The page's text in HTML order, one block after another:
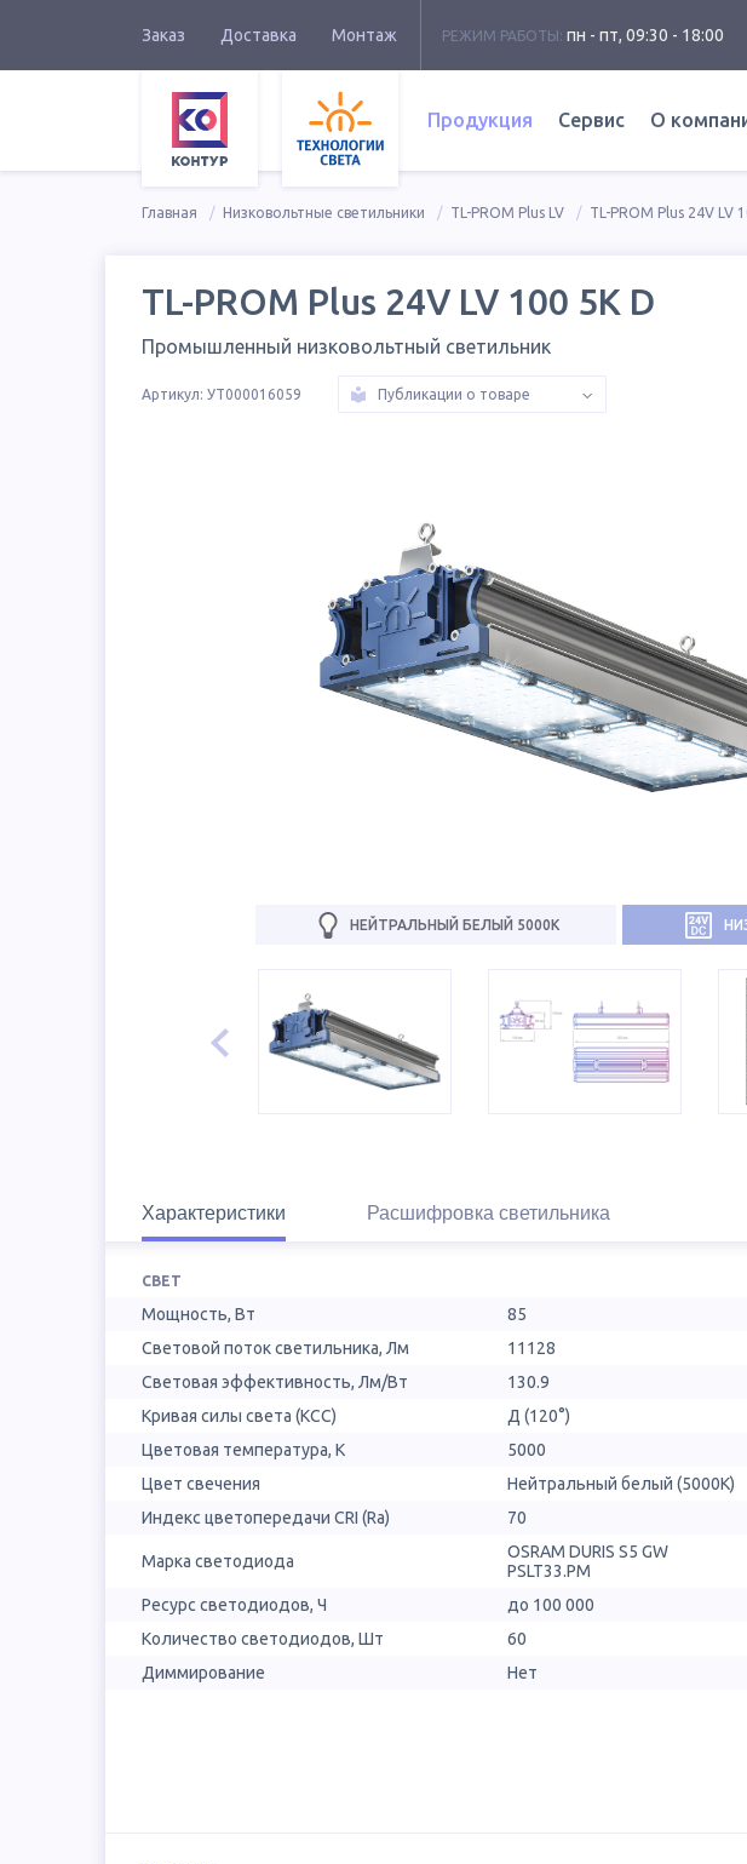
Заказ Доставка Монтаж РЕЖИМ РАБОТЫ: пн - пт, 09:30 - 18:00
Продукция Сервис О
Главная Низковольтные светильники TL-PROM Plus LV TL-PROM Plus 24V LV
TL-PROM Plus 24V LV 100 5K D
Промышленный низковольтный светильник
Артикул: УТ000016059 Публикации о товаре
НЕЙТРАЛЬНЫЙ БЕЛЫЙ 5000К
Характеристики Расшифровка светильника
СВЕТ
Мощность, Вт
85
Световой поток светильника, Лм
11128
Световая эффективность, Лм/Вт
130.9
Кривая силы света (КСС)
Д (120°)
Цветовая температура, К
5000
Цвет свечения
Нейтральный белый (5000К)
Индекс цветопередачи CRI (Ra)
70
Марка светодиода
OSRAM DURIS S5 GW
PSLT33.PM
Ресурс светодиодов, Ч
до 100 000
Количество светодиодов, Шт
60
Диммирование
Нет